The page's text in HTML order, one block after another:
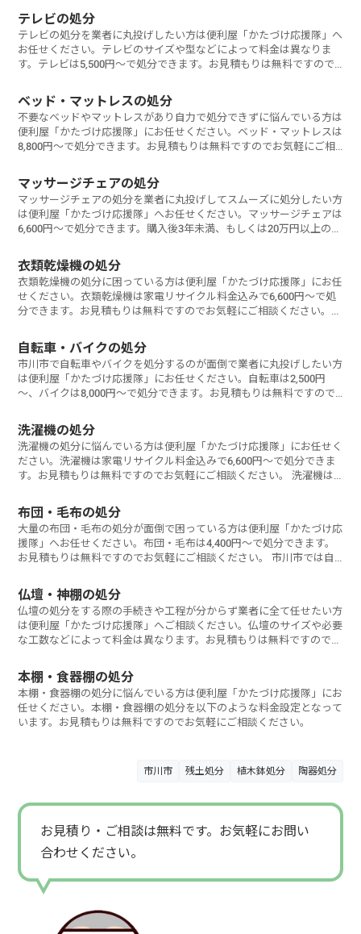
テレビの処分
テレビの処分を業者に丸投げしたい方は便利屋「かたづけ応援隊」へ
お任せください。テレビのサイズや型などによって料金は異なりま
す。テレビは5,500円～で処分できます。お見積もりは無料ですので
ベッド・マットレスの処分
不要なベッドやマットレスがあり自力で処分できずに悩んでいる方は
便利屋「かたづけ応援隊」にお任せください。ベッド・マットレスは
8,800円～で処分できます。お見積もりは無料ですのでお気軽にご相
マッサージチェアの処分
マッサージチェアの処分を業者に丸投げしてスムーズに処分したい方
は便利屋「かたづけ応援隊」へお任せください。マッサージチェアは
6,600円～で処分できます。購入後3年未満、もしくは20万円以上のマ
衣類乾燥機の処分
衣類乾燥機の処分に困っている方は便利屋「かたづけ応援隊」にお任
せください。衣類乾燥機は家電リサイクル料金込みで6,600円～で処
分できます。お見積もりは無料ですのでお気軽にご相談ください。
自転車・バイクの処分
市川市で自転車やバイクを処分するのが面倒で業者に丸投げしたい方
は便利屋「かたづけ応援隊」にお任せください。自転車は2,500円
～、バイクは8,000円～で処分できます。お見積もりは無料ですので
洗濯機の処分
洗濯機の処分に悩んでいる方は便利屋「かたづけ応援隊」にお任せく
ださい。洗濯機は家電リサイクル料金込みで6,600円～で処分できま
す。お見積もりは無料ですのでお気軽にご相談ください。 洗濯機は
布団・毛布の処分
大量の布団・毛布の処分が面倒で困っている方は便利屋「かたづけ応
援隊」へお任せください。布団・毛布は4,400円～で処分できます。
お見積もりは無料ですのでお気軽にご相談ください。 市川市では自
仏壇・神棚の処分
仏壇の処分をする際の手続きや工程が分からず業者に全て任せたい方
は便利屋「かたづけ応援隊」へご相談ください。仏壇のサイズや必要
な工数などによって料金は異なります。お見積もりは無料ですのでお
本棚・食器棚の処分
本棚・食器棚の処分に悩んでいる方は便利屋「かたづけ応援隊」にお
任せください。本棚・食器棚の処分を以下のような料金設定となって
います。お見積もりは無料ですのでお気軽にご相談ください。
市川市 残土処分 植木鉢処分 陶器処分
お見積り・ご相談は無料です。お気軽にお問い
合わせください。